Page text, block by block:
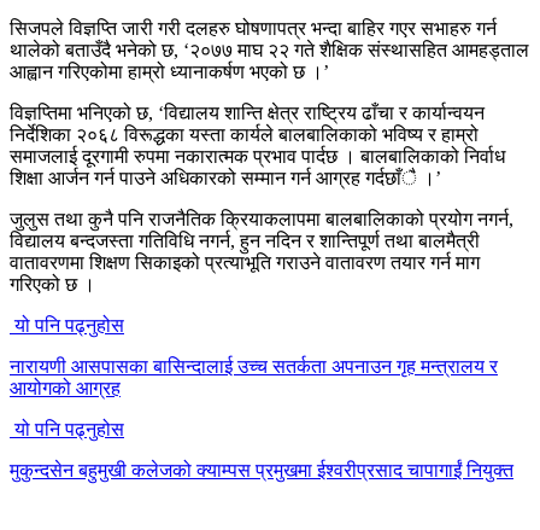
सिजपले विज्ञप्ति जारी गरी दलहरु घोषणापत्र भन्दा बाहिर गएर सभाहरु गर्न
थालेको बताउँदै भनेको छ, ‘२०७७ माघ २२ गते शैक्षिक संस्थासहित आमहड्ताल
आह्वान गरिएकोमा हाम्रो ध्यानाकर्षण भएको छ ।’
विज्ञप्तिमा भनिएको छ, ‘विद्यालय शान्ति क्षेत्र राष्ट्रिय ढाँचा र कार्यान्वयन
निर्देशिका २०६८ विरूद्धका यस्ता कार्यले बालबालिकाको भविष्य र हाम्रो
समाजलाई दूरगामी रुपमा नकारात्मक प्रभाव पार्दछ । बालबालिकाको निर्वाध
शिक्षा आर्जन गर्न पाउने अधिकारको सम्मान गर्न आग्रह गर्दछाँै ।’
जुलुस तथा कुनै पनि राजनैतिक क्रियाकलापमा बालबालिकाको प्रयोग नगर्न,
विद्यालय बन्दजस्ता गतिविधि नगर्न, हुन नदिन र शान्तिपूर्ण तथा बालमैत्री
वातावरणमा शिक्षण सिकाइको प्रत्याभूति गराउने वातावरण तयार गर्न माग
गरिएको छ ।
यो पनि पढ्नुहोस
नारायणी आसपासका बासिन्दालाई उच्च सतर्कता अपनाउन गृह मन्त्रालय र
आयोगको आग्रह
यो पनि पढ्नुहोस
मुकुन्दसेन बहुमुखी कलेजको क्याम्पस प्रमुखमा ईश्वरीप्रसाद चापागाईं नियुक्त